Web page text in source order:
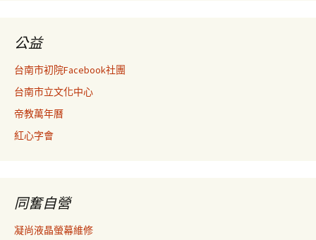
公益
台南市初院Facebook社團
台南市立文化中心
帝教萬年曆
紅心字會
同奮自營
凝尚液晶螢幕維修